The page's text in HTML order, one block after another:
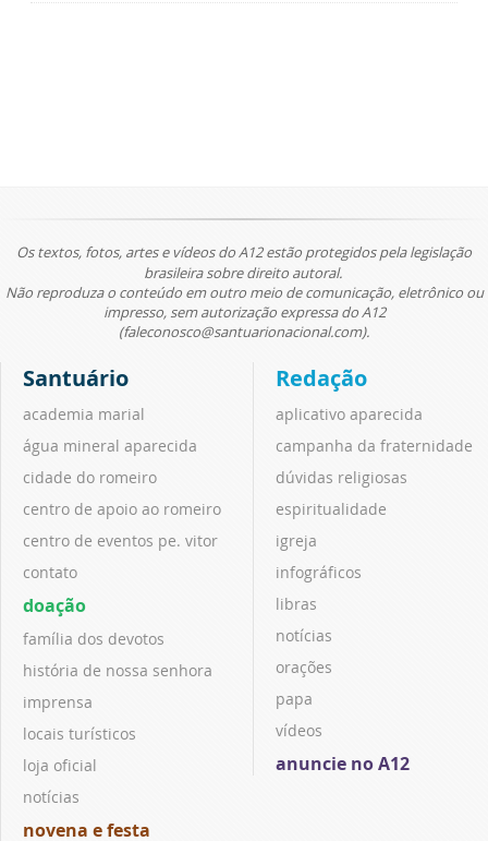
Os textos, fotos, artes e vídeos do A12 estão protegidos pela legislação
brasileira sobre direito autoral.
Não reproduza o conteúdo em outro meio de comunicação, eletrônico ou
impresso, sem autorização expressa do A12
(faleconosco@santuarionacional.com).
Santuário
academia marial
água mineral aparecida
cidade do romeiro
centro de apoio ao romeiro
centro de eventos pe. vitor
contato
doação
família dos devotos
história de nossa senhora
imprensa
locais turísticos
loja oficial
notícias
novena e festa
Redação
aplicativo aparecida
campanha da fraternidade
dúvidas religiosas
espiritualidade
igreja
infográficos
libras
notícias
orações
papa
vídeos
anuncie no A12